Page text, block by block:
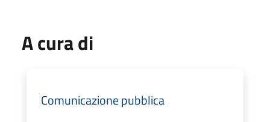
A cura di
Comunicazione pubblica